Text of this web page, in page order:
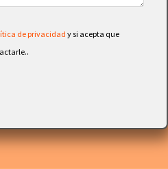
de privacidady si acepta que
.